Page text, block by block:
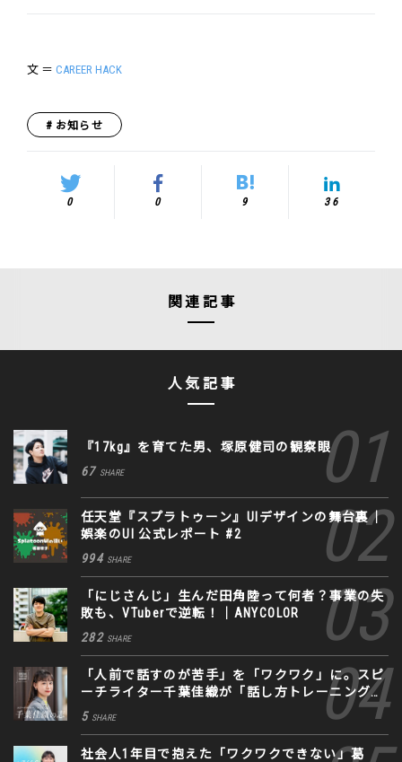
文 ＝ CAREER HACK
お知らせ
0 0 9 36
関連記事
人気記事
『17kg』を育てた男、塚原健司の観察眼
67 SHARE
任天堂『スプラトゥーン』UIデザインの舞台裏｜
娯楽のUI 公式レポート #2
994 SHARE
「にじさんじ」生んだ田角陸って何者？事業の失
敗も、VTuberで逆転！｜ANYCOLOR
282 SHARE
「人前で話すのが苦手」を「ワクワク」に。スピ
ーチライター千葉佳織が「話し方トレーニング」
に込めた思い
5 SHARE
社会人1年目で抱えた「ワクワクできない」葛